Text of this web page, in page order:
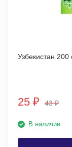
25 ₽ 43₽
В наличии